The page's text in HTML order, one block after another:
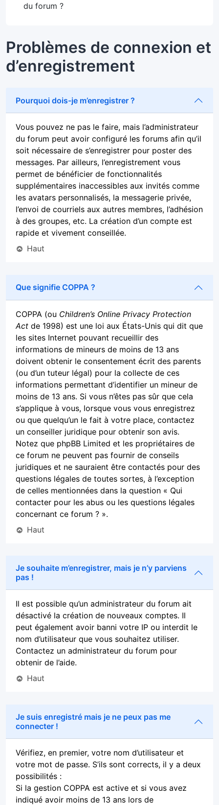
du forum ?
Problèmes de connexion et
d’enregistrement
Pourquoi dois-je m’enregistrer ?
Vous pouvez ne pas le faire, mais l’administrateur
du forum peut avoir configuré les forums afin qu’il
soit nécessaire de s’enregistrer pour poster des
messages. Par ailleurs, l’enregistrement vous
permet de bénéficier de fonctionnalités
supplémentaires inaccessibles aux invités comme
les avatars personnalisés, la messagerie privée,
l’envoi de courriels aux autres membres, l’adhésion
à des groupes, etc. La création d’un compte est
rapide et vivement conseillée.
Haut
Que signifie COPPA ?
COPPA (ou Children’s Online Privacy Protection
Act de 1998) est une loi aux États-Unis qui dit que
les sites Internet pouvant recueillir des
informations de mineurs de moins de 13 ans
doivent obtenir le consentement écrit des parents
(ou d’un tuteur légal) pour la collecte de ces
informations permettant d’identifier un mineur de
moins de 13 ans. Si vous n’êtes pas sûr que cela
s’applique à vous, lorsque vous vous enregistrez
ou que quelqu’un le fait à votre place, contactez
un conseiller juridique pour obtenir son avis.
Notez que phpBB Limited et les propriétaires de
ce forum ne peuvent pas fournir de conseils
juridiques et ne sauraient être contactés pour des
questions légales de toutes sortes, à l’exception
de celles mentionnées dans la question « Qui
contacter pour les abus ou les questions légales
concernant ce forum ? ».
Haut
Je souhaite m’enregistrer, mais je n’y parviens
pas !
Il est possible qu’un administrateur du forum ait
désactivé la création de nouveaux comptes. Il
peut également avoir banni votre IP ou interdit le
nom d’utilisateur que vous souhaitez utiliser.
Contactez un administrateur du forum pour
obtenir de l’aide.
Haut
Je suis enregistré mais je ne peux pas me
connecter !
Vérifiez, en premier, votre nom d’utilisateur et
votre mot de passe. S’ils sont corrects, il y a deux
possibilités :
Si la gestion COPPA est active et si vous avez
indiqué avoir moins de 13 ans lors de